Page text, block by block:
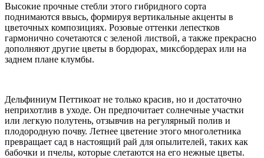
Высокие прочные стебли этого гибридного сорта
поднимаются ввысь, формируя вертикальные акценты в
цветочных композициях. Розовые оттенки лепестков
гармонично сочетаются с зеленой листвой, а также прекрасно
дополняют другие цветы в бордюрах, миксбордерах или на
заднем плане клумбы.
Дельфиниум Петтикоат не только красив, но и достаточно
неприхотлив в уходе. Он предпочитает солнечные участки
или легкую полутень, отзывчив на регулярный полив и
плодородную почву. Летнее цветение этого многолетника
превращает сад в настоящий рай для опылителей, таких как
бабочки и пчелы, которые слетаются на его нежные цветы.